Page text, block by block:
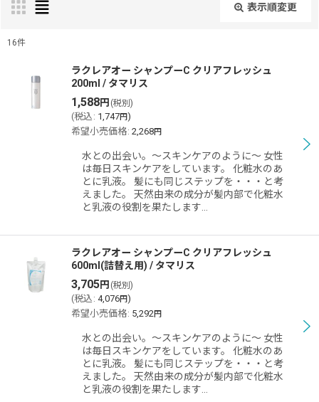
表示順変更
並び順
絞り込む
16件
ラクレアオー シャンプーC クリアフレッシュ
200ml / タマリス
1,588円 (税別)
(税込 : 1,747円)
希望小売価格: 2,268円
水との出会い。〜スキンケアのように〜 女性
は毎日スキンケアをしています。 化粧水のあ
とに乳液。 髪にも同じステップを・・・と考
えました。 天然由来の成分が髪内部で化粧水
と乳液の役割を果たします…
ラクレアオー シャンプーC クリアフレッシュ
600ml(詰替え用) / タマリス
3,705円 (税別)
(税込 : 4,076円)
希望小売価格: 5,292 円
水との出会い。〜スキンケアのように〜 女性
は毎日スキンケアをしています。 化粧水のあ
とに乳液。 髪にも同じステップを・・・と考
えました。 天然由来の成分が髪内部で化粧水
と乳液の役割を果たします…